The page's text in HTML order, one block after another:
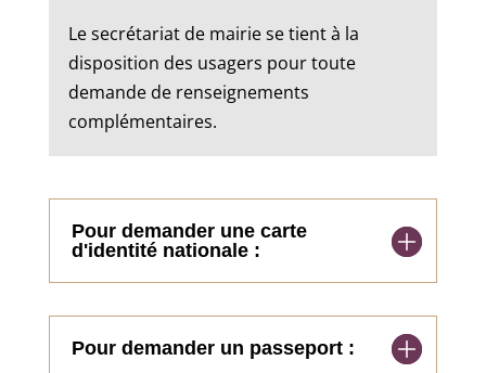
Le secrétariat de mairie se tient à la
disposition des usagers pour toute
demande de renseignements
complémentaires.
Pour demander une carte
d'identité nationale :
Pour demander un passeport :